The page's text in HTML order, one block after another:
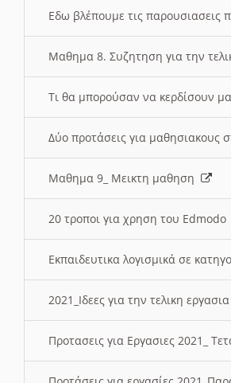
Εδω βλέπουμε τις
Μαθημα 8. Συζητηση για την
Τι θα μπορούσαν να κερδίσουν
Δύο προτάσεις για μαθησιακους
Μαθημα 9_ Μεικτη μαθηση
20 τροποι για χρηση του Edmodo
Εκπαιδευτικα λογισμικά σε
2021_Ιδεες για την τελικη εργασια
Προτασεις για Εργασιες 2021_